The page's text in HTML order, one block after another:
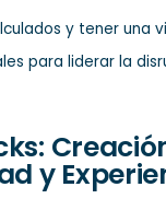
y tener una
para liderar la
y